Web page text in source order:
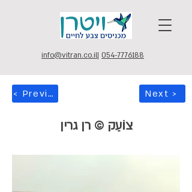
info@vitran.co.il| 054-7776188
< Previous Next >
צוֹעֵק © רן גרין